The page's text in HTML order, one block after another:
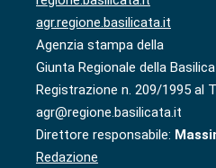
agr.regione.basilicata.it
Agenzia stampa della
Giunta Regionale della
Registrazione n. 209/1995 al
agr@regione.basilicata.it
Direttore responsabile:
Redazione